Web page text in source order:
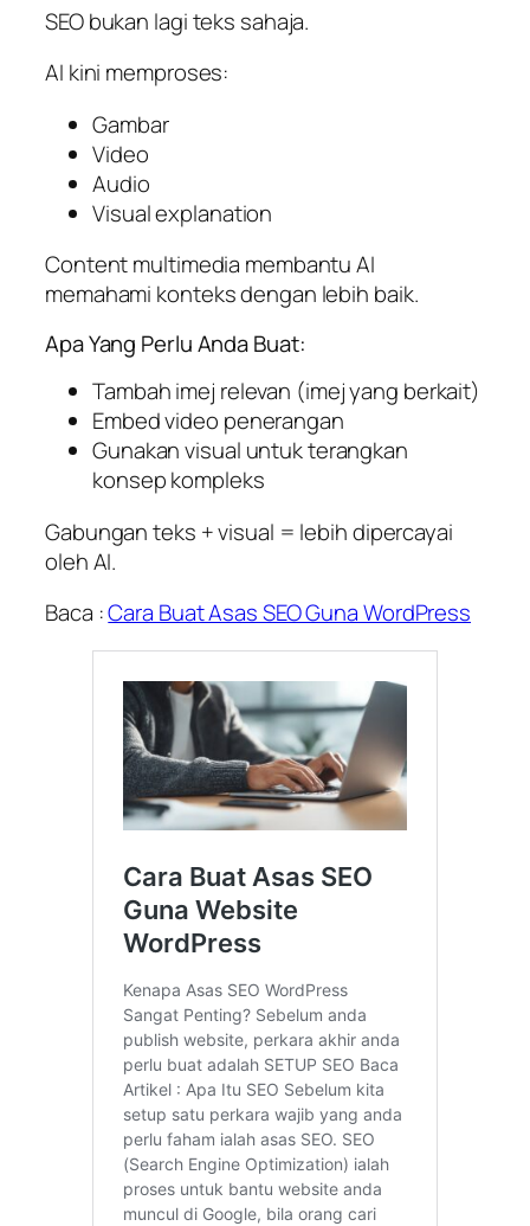
SEO bukan lagi teks sahaja.
AI kini memproses:
Gambar
Video
Audio
Visual explanation
Content multimedia membantu AI
memahami konteks dengan lebih baik.
Apa Yang Perlu Anda Buat:
Tambah imej relevan (imej yang berkait)
Embed video penerangan
Gunakan visual untuk terangkan
konsep kompleks
Gabungan teks + visual = lebih dipercayai
oleh AI.
Baca :Cara Buat Asas SEO Guna WordPress